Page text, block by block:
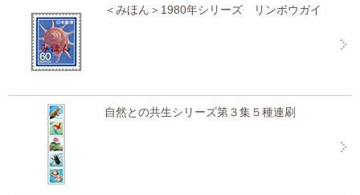
＜みほん＞1980年シリーズ リンボウガイ
自然との共生シリーズ第３集５種連刷